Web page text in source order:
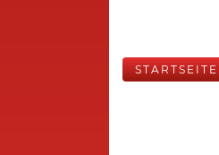
STARTSEITE